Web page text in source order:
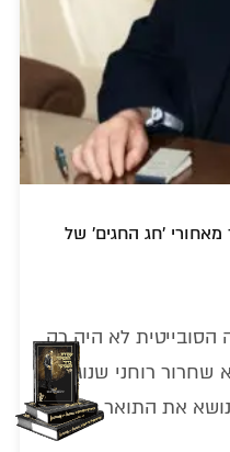
'חג החגים' של
לא היה רק
שחרור רוחני שנוגע
נושא את התואר